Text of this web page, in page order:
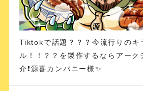
Tiktokで話題？？？今流行りのキ
ル！！？？を製作するならアーク
介❗️源喜カンパニー様✨